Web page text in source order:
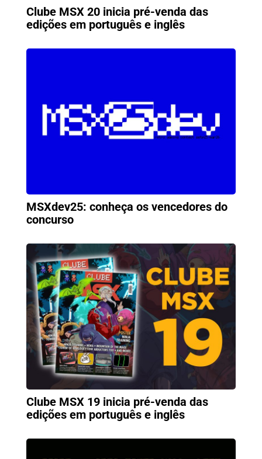
Clube MSX 20 inicia pré-venda das
edições em português e inglês
MSXdev25: conheça os vencedores do
concurso
Clube MSX 19 inicia pré-venda das
edições em português e inglês